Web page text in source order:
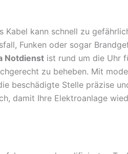
Kabel kann schnell zu
Funken oder sogar
Notdienst ist rund um die Uhr
zu beheben. Mit
beschädigte Stelle präzise
damit Ihre Elektroanlage